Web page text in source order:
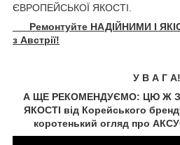
ЄВРОПЕЙСЬКОЇ ЯКОСТІ.
Ремонтуйте НАДІЙНИМИ І
з Австрії!
У В А Г А!
А ЩЕ РЕКОМЕНДУЄМО: ЦЮ Ж
ЯКОСТІ від Корейського
коротенький огляд про